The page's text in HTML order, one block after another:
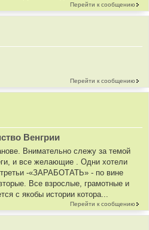
Перейти к сообщению
Перейти к сообщению
Венгрии
Внимательно слежу за темой
и все желающие . Одни хотели
третьи -«ЗАРАБОТАТЬ» - по вине
Все взрослые, грамотные и
с якобы истории котора...
Перейти к сообщению